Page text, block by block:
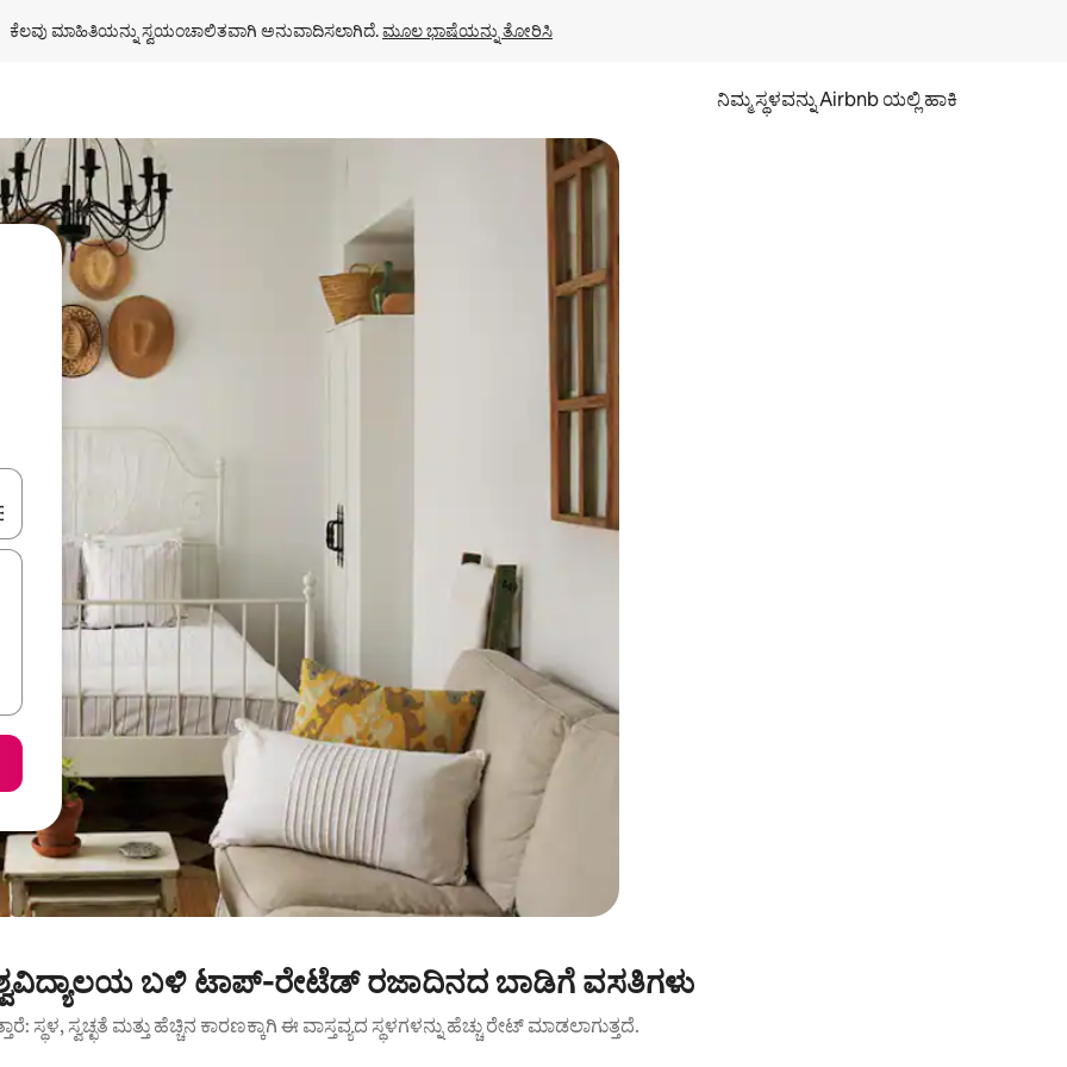
ಕೆಲವು ಮಾಹಿತಿಯನ್ನು ಸ್ವಯಂಚಾಲಿತವಾಗಿ ಅನುವಾದಿಸಲಾಗಿದೆ. ಮೂಲ ಭಾಷೆಯನ್ನು ತೋರಿಸಿ
ನಿಮ್ಮ ಸ್ಥಳವನ್ನು Airbnb ಯಲ್ಲಿ ಹಾಕಿ
ನ್ಯಾವಿಗೇಟ್ ಮಾಡಿ ಅಥವಾ ಸ್ಪರ್ಶ ಅಥವಾ ಸ್ವೈಪ್ ಗೆಸ್ಚರ್‌ಗಳ ಮೂಲಕ ಅನ್ವೇಷಿಸಿ.
ಬಳಿ ಟಾಪ್-ರೇಟೆಡ್ ರಜಾದಿನದ ಬಾಡಿಗೆ ವಸತಿಗಳು
ಸ್ಥಳ, ಸ್ವಚ್ಛತೆ ಮತ್ತು ಹೆಚ್ಚಿನ ಕಾರಣಕ್ಕಾಗಿ ಈ ವಾಸ್ತವ್ಯದ ಸ್ಥಳಗಳನ್ನು ಹೆಚ್ಚು ರೇಟ್ ಮಾಡಲಾಗುತ್ತದೆ.